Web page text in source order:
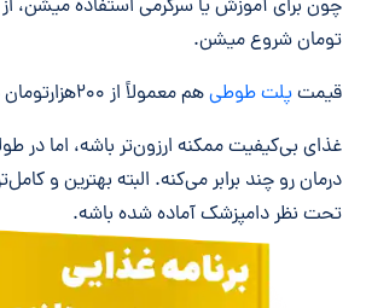
تومان شروع میشن.
قیمتپلت طوطیهم معمولاً از ۲۰۰هزارتومان شروع میشه.
غذای بی‌کیفیت ممکنه ارزون‌تر باشه، اما در
درمان رو چند برابر می‌کنه. البته بهترین و
تحت نظر دامپزشک آماده شده باشه.